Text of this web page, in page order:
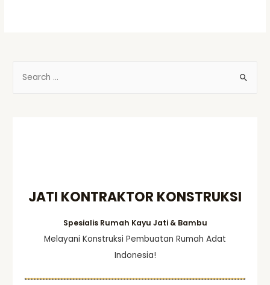
JATI KONTRAKTOR KONSTRUKSI
Spesialis Rumah Kayu Jati & Bambu
Melayani Konstruksi Pembuatan Rumah Adat
Indonesia!